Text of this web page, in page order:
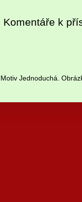
Komentáře k
Motiv Jednoduchá.